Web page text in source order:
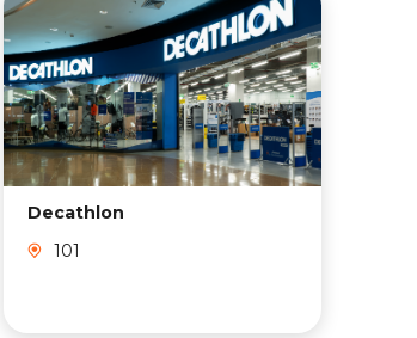
Decathlon
101